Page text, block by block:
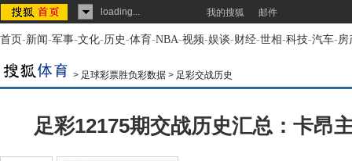
loading... 我的搜狐 邮件
首页-新闻-军事-文化-历史-体育-NBA-视频-娱谈-财经-世相-科技-汽车-房
> 足球彩票胜负彩数据 > 足彩交战历史
足彩12175期交战历史汇总：卡昂